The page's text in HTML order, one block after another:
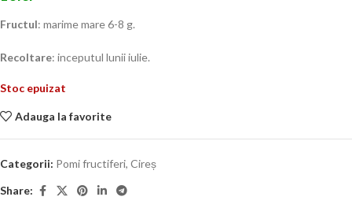
Fructul: marime mare 6-8 g.
Recoltare: inceputul lunii iulie.
Stoc epuizat
Adauga la favorite
Categorii: Pomi fructiferi, Cireș
Share: